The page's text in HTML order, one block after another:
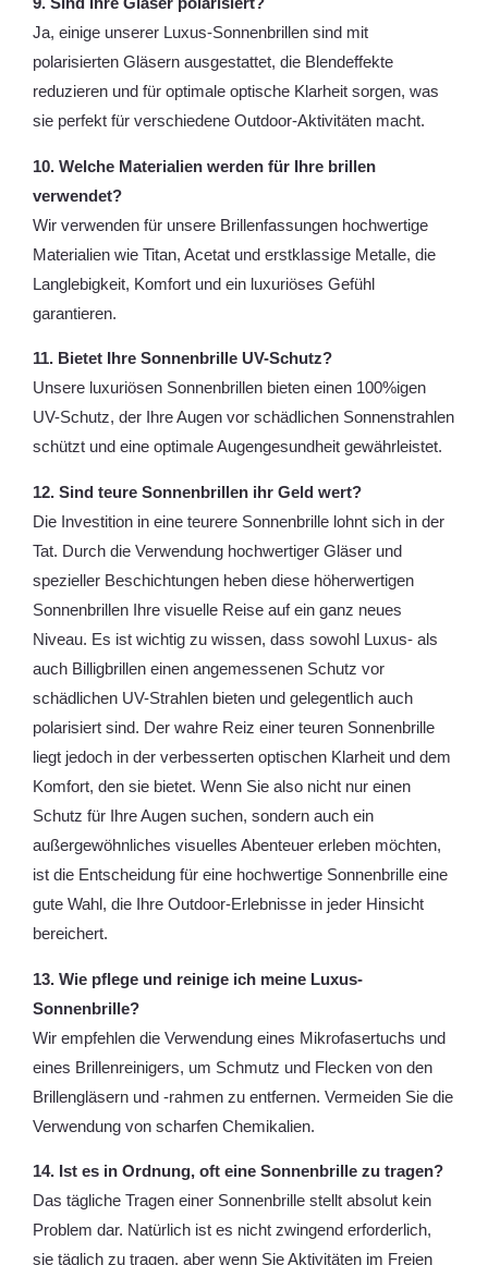
9. Sind Ihre Gläser polarisiert?
Ja, einige unserer Luxus-Sonnenbrillen sind mit
polarisierten Gläsern ausgestattet, die Blendeffekte
reduzieren und für optimale optische Klarheit sorgen, was
sie perfekt für verschiedene Outdoor-Aktivitäten macht.
10. Welche Materialien werden für Ihre brillen
verwendet?
Wir verwenden für unsere Brillenfassungen hochwertige
Materialien wie Titan, Acetat und erstklassige Metalle, die
Langlebigkeit, Komfort und ein luxuriöses Gefühl
garantieren.
11. Bietet Ihre Sonnenbrille UV-Schutz?
Unsere luxuriösen Sonnenbrillen bieten einen 100%igen
UV-Schutz, der Ihre Augen vor schädlichen Sonnenstrahlen
schützt und eine optimale Augengesundheit gewährleistet.
12. Sind teure Sonnenbrillen ihr Geld wert?
Die Investition in eine teurere Sonnenbrille lohnt sich in der
Tat. Durch die Verwendung hochwertiger Gläser und
spezieller Beschichtungen heben diese höherwertigen
Sonnenbrillen Ihre visuelle Reise auf ein ganz neues
Niveau. Es ist wichtig zu wissen, dass sowohl Luxus- als
auch Billigbrillen einen angemessenen Schutz vor
schädlichen UV-Strahlen bieten und gelegentlich auch
polarisiert sind. Der wahre Reiz einer teuren Sonnenbrille
liegt jedoch in der verbesserten optischen Klarheit und dem
Komfort, den sie bietet. Wenn Sie also nicht nur einen
Schutz für Ihre Augen suchen, sondern auch ein
außergewöhnliches visuelles Abenteuer erleben möchten,
ist die Entscheidung für eine hochwertige Sonnenbrille eine
gute Wahl, die Ihre Outdoor-Erlebnisse in jeder Hinsicht
bereichert.
13. Wie pflege und reinige ich meine Luxus-
Sonnenbrille?
Wir empfehlen die Verwendung eines Mikrofasertuchs und
eines Brillenreinigers, um Schmutz und Flecken von den
Brillengläsern und -rahmen zu entfernen. Vermeiden Sie die
Verwendung von scharfen Chemikalien.
14. Ist es in Ordnung, oft eine Sonnenbrille zu tragen?
Das tägliche Tragen einer Sonnenbrille stellt absolut kein
Problem dar. Natürlich ist es nicht zwingend erforderlich,
sie täglich zu tragen, aber wenn Sie Aktivitäten im Freien